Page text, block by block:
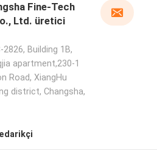
Fine-Tech
Ltd. üretici
2826, Building 1B,
apartment,230-1
Road, XiangHu
district, Changsha,